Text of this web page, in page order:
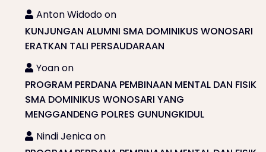
Anton Widodoon
KUNJUNGAN ALUMNI SMA DOMINIKUS WONOSARI
ERATKAN TALI PERSAUDARAAN
Yoanon
PROGRAM PERDANA PEMBINAAN MENTAL DAN FISIK
SMA DOMINIKUS WONOSARI YANG
MENGGANDENG POLRES GUNUNGKIDUL
Nindi Jenicaon